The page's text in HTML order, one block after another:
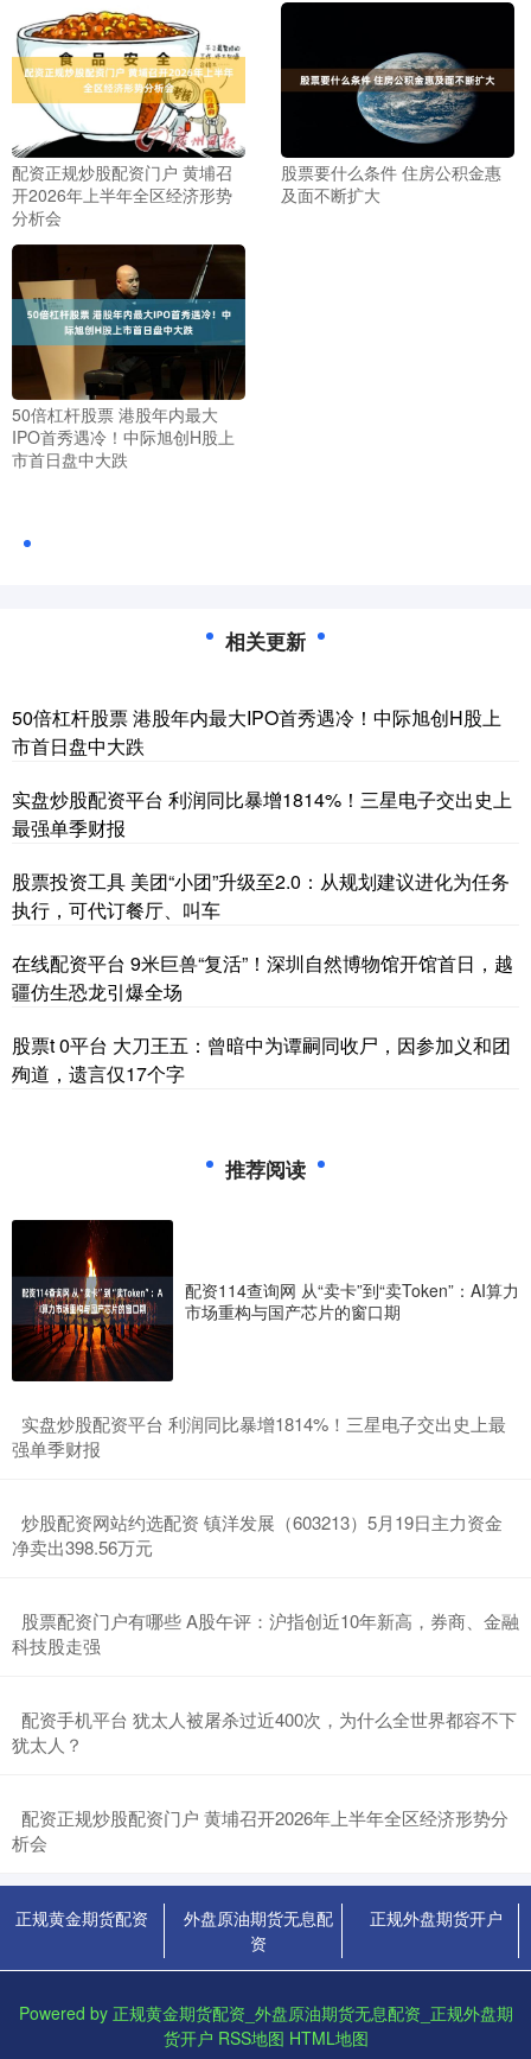
配资正规炒股配资门户 黄埔召
开2026年上半年全区经济形势
分析会
股票要什么条件 住房公积金惠
及面不断扩大
50倍杠杆股票 港股年内最大
IPO首秀遇冷！中际旭创H股上
市首日盘中大跌
相关更新
50倍杠杆股票 港股年内最大IPO首秀遇冷！中际旭创H股上
市首日盘中大跌
实盘炒股配资平台 利润同比暴增1814%！三星电子交出史上
最强单季财报
股票投资工具 美团“小团”升级至2.0：从规划建议进化为任务
执行，可代订餐厅、叫车
在线配资平台 9米巨兽“复活”！深圳自然博物馆开馆首日，越
疆仿生恐龙引爆全场
股票t 0平台 大刀王五：曾暗中为谭嗣同收尸，因参加义和团
殉道，遗言仅17个字
推荐阅读
配资114查询网 从“卖卡”到“卖Token”：AI算力
市场重构与国产芯片的窗口期
​实盘炒股配资平台 利润同比暴增1814%！三星电子交出史上最
强单季财报
​炒股配资网站约选配资 镇洋发展（603213）5月19日主力资金
净卖出398.56万元
​股票配资门户有哪些 A股午评：沪指创近10年新高，券商、金融
科技股走强
​配资手机平台 犹太人被屠杀过近400次，为什么全世界都容不下
犹太人？
​配资正规炒股配资门户 黄埔召开2026年上半年全区经济形势分
析会
正规黄金期货配资
外盘原油期货无息配
资
正规外盘期货开户
Powered by 正规黄金期货配资_外盘原油期货无息配资_正规外盘期
货开户 RSS地图 HTML地图